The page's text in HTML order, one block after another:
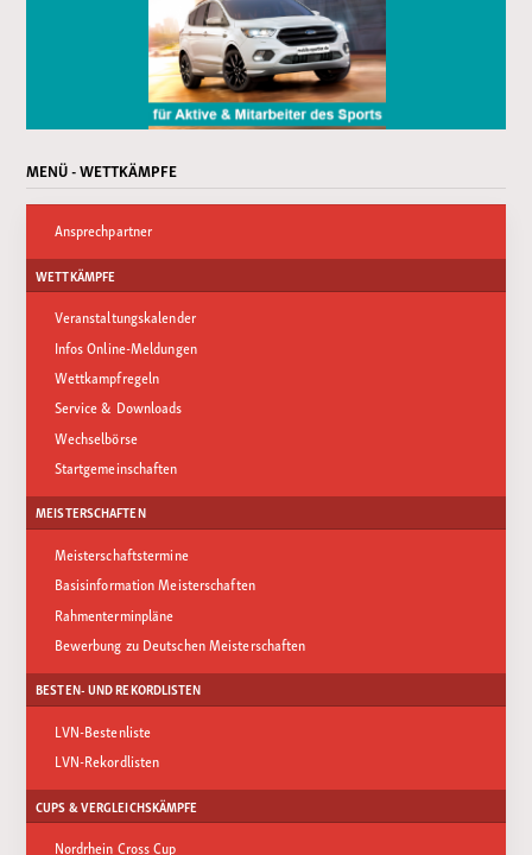
MENÜ - WETTKÄMPFE
Ansprechpartner
WETTKÄMPFE
Veranstaltungskalender
Infos Online-Meldungen
Wettkampfregeln
Service & Downloads
Wechselbörse
Startgemeinschaften
MEISTERSCHAFTEN
Meisterschaftstermine
Basisinformation Meisterschaften
Rahmenterminpläne
Bewerbung zu Deutschen Meisterschaften
BESTEN- UND REKORDLISTEN
LVN-Bestenliste
LVN-Rekordlisten
CUPS & VERGLEICHSKÄMPFE
Nordrhein Cross Cup